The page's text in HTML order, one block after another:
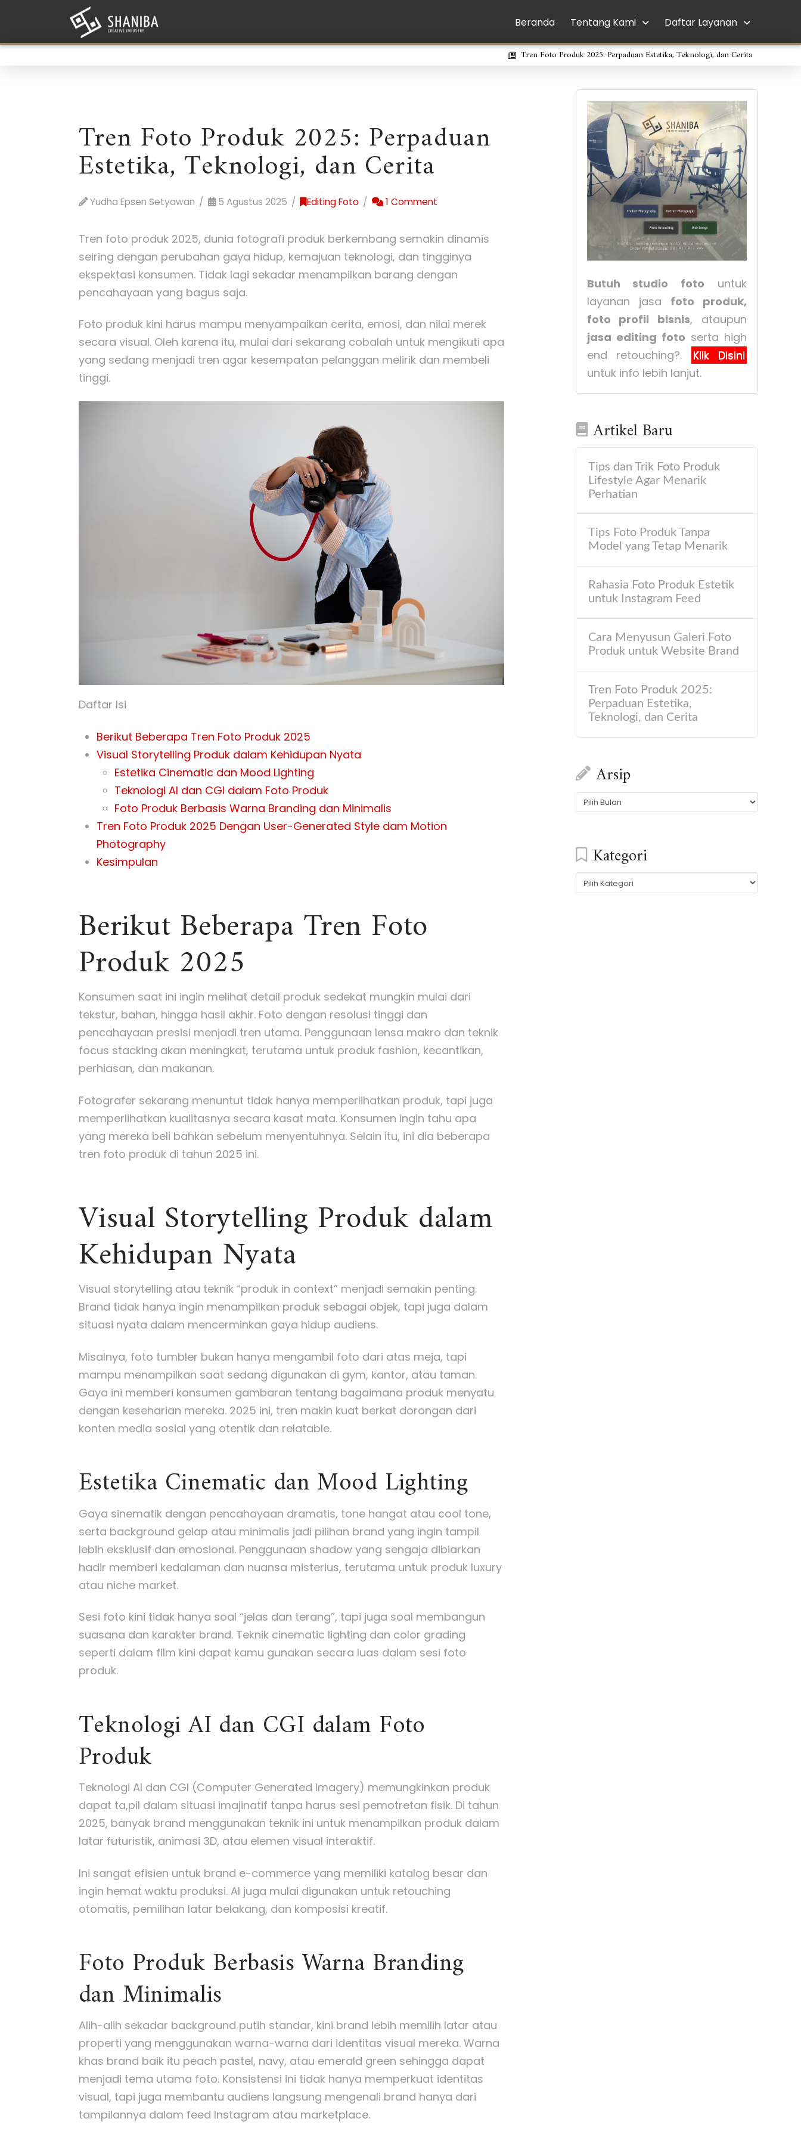
Beranda Tentang Kami Daftar Layanan
Tren Foto Produk 2025: Perpaduan Estetika, Teknologi, dan Cerita
Tren Foto Produk 2025: Perpaduan
Estetika, Teknologi, dan Cerita
Yudha Epsen Setyawan 5 Agustus 2025 Editing Foto 1 Comment
Tren foto produk 2025, dunia fotografi produk berkembang semakin dinamis
seiring dengan perubahan gaya hidup, kemajuan teknologi, dan tingginya
ekspektasi konsumen. Tidak lagi sekadar menampilkan barang dengan
pencahayaan yang bagus saja.
Foto produk kini harus mampu menyampaikan cerita, emosi, dan nilai merek
secara visual. Oleh karena itu, mulai dari sekarang cobalah untuk mengikuti apa
yang sedang menjadi tren agar kesempatan pelanggan melirik dan membeli
tinggi.
Daftar Isi
Berikut Beberapa Tren Foto Produk 2025
Visual Storytelling Produk dalam Kehidupan Nyata
Estetika Cinematic dan Mood Lighting
Teknologi AI dan CGI dalam Foto Produk
Foto Produk Berbasis Warna Branding dan Minimalis
Tren Foto Produk 2025 Dengan User-Generated Style dam Motion
Photography
Kesimpulan
Berikut Beberapa Tren Foto
Produk 2025
Konsumen saat ini ingin melihat detail produk sedekat mungkin mulai dari
tekstur, bahan, hingga hasil akhir. Foto dengan resolusi tinggi dan
pencahayaan presisi menjadi tren utama. Penggunaan lensa makro dan teknik
focus stacking akan meningkat, terutama untuk produk fashion, kecantikan,
perhiasan, dan makanan.
Fotografer sekarang menuntut tidak hanya memperlihatkan produk, tapi juga
memperlihatkan kualitasnya secara kasat mata. Konsumen ingin tahu apa
yang mereka beli bahkan sebelum menyentuhnya. Selain itu, ini dia beberapa
tren foto produk di tahun 2025 ini.
Visual Storytelling Produk dalam
Kehidupan Nyata
Visual storytelling atau teknik “produk in context” menjadi semakin penting.
Brand tidak hanya ingin menampilkan produk sebagai objek, tapi juga dalam
situasi nyata dalam mencerminkan gaya hidup audiens.
Misalnya, foto tumbler bukan hanya mengambil foto dari atas meja, tapi
mampu menampilkan saat sedang digunakan di gym, kantor, atau taman.
Gaya ini memberi konsumen gambaran tentang bagaimana produk menyatu
dengan keseharian mereka. 2025 ini, tren makin kuat berkat dorongan dari
konten media sosial yang otentik dan relatable.
Estetika Cinematic dan Mood Lighting
Gaya sinematik dengan pencahayaan dramatis, tone hangat atau cool tone,
serta background gelap atau minimalis jadi pilihan brand yang ingin tampil
lebih eksklusif dan emosional. Penggunaan shadow yang sengaja dibiarkan
hadir memberi kedalaman dan nuansa misterius, terutama untuk produk luxury
atau niche market.
Sesi foto kini tidak hanya soal “jelas dan terang”, tapi juga soal membangun
suasana dan karakter brand. Teknik cinematic lighting dan color grading
seperti dalam film kini dapat kamu gunakan secara luas dalam sesi foto
produk.
Teknologi AI dan CGI dalam Foto
Produk
Teknologi AI dan CGI (Computer Generated Imagery) memungkinkan produk
dapat ta,pil dalam situasi imajinatif tanpa harus sesi pemotretan fisik. Di tahun
2025, banyak brand menggunakan teknik ini untuk menampilkan produk dalam
latar futuristik, animasi 3D, atau elemen visual interaktif.
Ini sangat efisien untuk brand e-commerce yang memiliki katalog besar dan
ingin hemat waktu produksi. AI juga mulai digunakan untuk retouching
otomatis, pemilihan latar belakang, dan komposisi kreatif.
Foto Produk Berbasis Warna Branding
dan Minimalis
Alih-alih sekadar background putih standar, kini brand lebih memilih latar atau
properti yang menggunakan warna-warna dari identitas visual mereka. Warna
khas brand baik itu peach pastel, navy, atau emerald green sehingga dapat
menjadi tema utama foto. Konsistensi ini tidak hanya memperkuat identitas
visual, tapi juga membantu audiens langsung mengenali brand hanya dari
tampilannya dalam feed Instagram atau marketplace.
Butuh studio foto untuk
layanan jasa foto produk,
foto profil bisnis, ataupun
jasa editing foto serta high
end retouching?.
Klik Disini
untuk info lebih lanjut.
Artikel Baru
Tips dan Trik Foto Produk
Lifestyle Agar Menarik
Perhatian
Tips Foto Produk Tanpa
Model yang Tetap Menarik
Rahasia Foto Produk Estetik
untuk Instagram Feed
Cara Menyusun Galeri Foto
Produk untuk Website Brand
Tren Foto Produk 2025:
Perpaduan Estetika,
Teknologi, dan Cerita
Arsip
Arsip
Kategori
Kategori